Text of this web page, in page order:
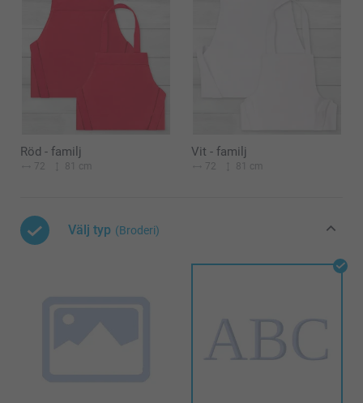
Röd - familj
72 81 cm
Vit - familj
72 81 cm
Välj typ (Broderi)